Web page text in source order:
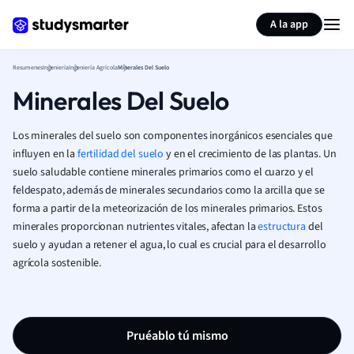
A la app
ResumenesIngenieríaIngeniería AgrícolaMinerales Del Suelo
Minerales Del Suelo
Los minerales del suelo son componentes inorgánicos esenciales que
influyen en la fertilidad del suelo y en el crecimiento de las plantas. Un
suelo saludable contiene minerales primarios como el cuarzo y el
feldespato, además de minerales secundarios como la arcilla que se
forma a partir de la meteorización de los minerales primarios. Estos
minerales proporcionan nutrientes vitales, afectan laestructura del
suelo y ayudan a retener el agua, lo cual es crucial para el desarrollo
agrícola sostenible.
Pruéablo tú mismo
Resumir página